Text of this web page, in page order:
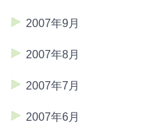
2007年9月
2007年8月
2007年7月
2007年6月